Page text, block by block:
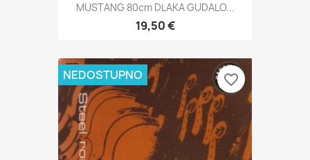
MUSTANG 80cm DLAKA GUDALO...
19,50 €
NEDOSTUPNO favorite_border